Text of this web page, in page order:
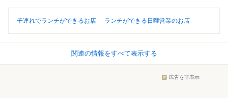
子連れでランチができるお店 ランチができる日曜営業のお店
関連の情報をすべて表示する
広告を非表示